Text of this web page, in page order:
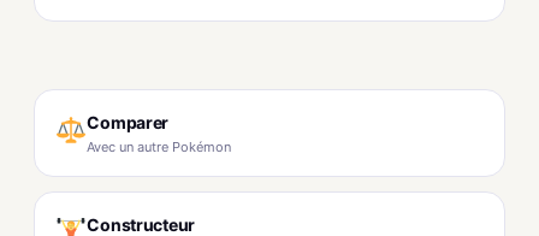
Comparer
Avec un autre Pokémon
Constructeur